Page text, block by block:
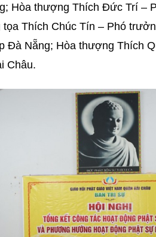
Hòa thượng Thích Đức Trí –
Thích Chúc Tín – Phó
Đà Nẵng; Hòa thượng Thích
Châu.